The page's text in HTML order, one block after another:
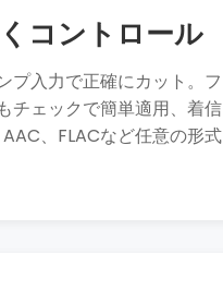
コントロール
プ入力で正確にカット。フ
チェックで簡単適用、着信
、FLACなど任意の形式